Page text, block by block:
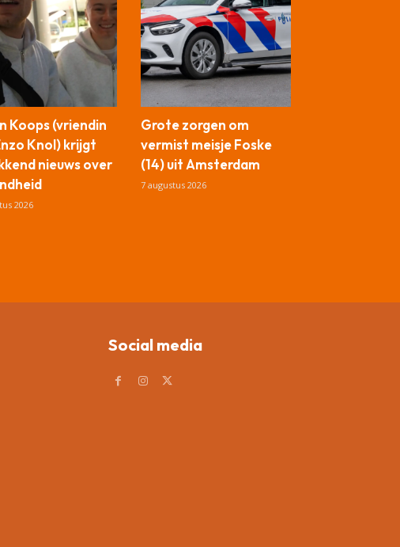
Koops (vriendin
Knol) krijgt
nieuws over
2026
Grote zorgen om
vermist meisje Foske
(14) uit Amsterdam
7 augustus 2026
Social media